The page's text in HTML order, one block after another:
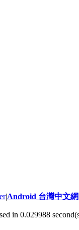
|Android 台灣中文網
in 0.029988